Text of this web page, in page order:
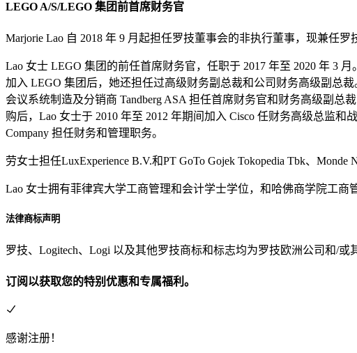
LEGO A/S/LEGO 集团前首席财务官
Marjorie Lao 自 2018 年 9 月起担任罗技董事会的非执行董事，现兼任
Lao 女士 LEGO 集团的前任首席财务官，任职于 2017 年至 2020 年 3
加入 LEGO 集团后，她还担任过高级财务副总裁和公司财务高级副总
会议系统制造及分销商 Tandberg ASA 担任首席财务官和财务高级副总
购后，Lao 女士于 2010 年至 2012 年期间加入 Cisco 任财务高级总监和
Company 担任财务和管理职务。
劳女士担任LuxExperience B.V.和PT GoTo Gojek Tokopedia Tbk、
Lao 女士拥有菲律宾大学工商管理和会计学士学位，和哈佛商学院工商
法律商标声明
罗技、Logitech、Logi 以及其他罗技商标和标志均为罗技欧洲公司和/
订阅以获取您的特别优惠和专属福利。
感谢注册！